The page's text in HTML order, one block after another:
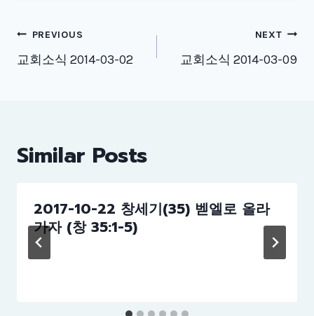
Post
navigation
PREVIOUS
교회소식 2014-03-02
NEXT
교회소식 2014-03-09
Similar Posts
2017-10-22 창세기(35) 벧엘로 올라
가자 (창 35:1-5)